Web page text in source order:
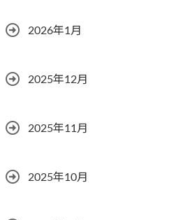
2026年1月
2025年12月
2025年11月
2025年10月